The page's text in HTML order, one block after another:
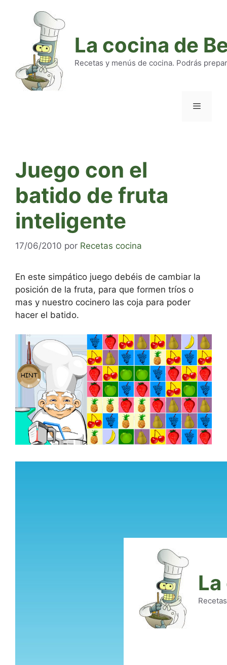
La cocina de
Recetas y menús de cocina. Podrás
Juego con el
batido de fruta
inteligente
17/06/2010 por Recetas cocina
En este simpático juego debéis de cambiar la
posición de la fruta, para que formen tríos o
mas y nuestro cocinero las coja para poder
hacer el batido.